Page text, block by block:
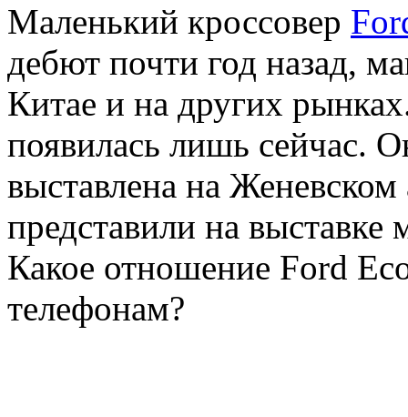
Маленький кроссовер
дебют почти год назад,
Китае и на других
появилась лишь сейчас.
выставлена на Женевском
представили на выставке
Какое отношение Ford
телефонам?